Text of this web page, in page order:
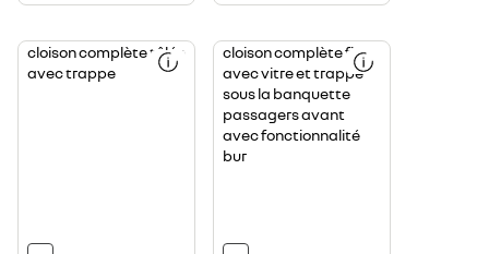
cloison complète tôlée
avec trappe
cloison complète fixe
avec vitre et trappe
sous la banquette
passagers avant
avec fonctionnalité
bur